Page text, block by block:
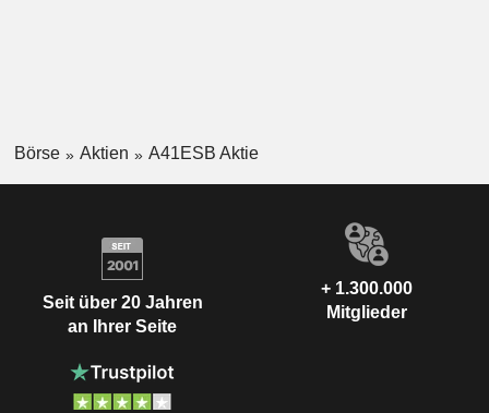
Börse Aktien A41ESB Aktie
Seit über 20 Jahren
an Ihrer Seite
+ 1.300.000
Mitglieder